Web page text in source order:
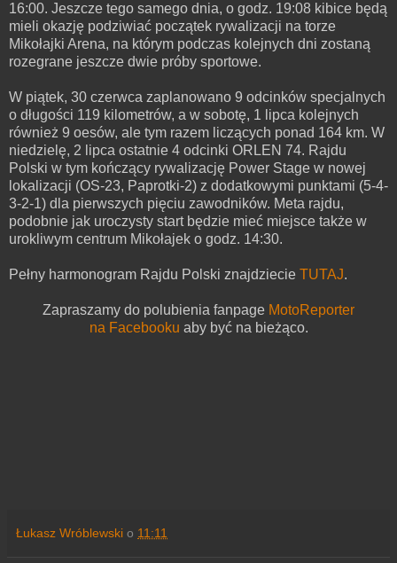
16:00. Jeszcze tego samego dnia, o godz. 19:08 kibice będą
mieli okazję podziwiać początek rywalizacji na torze
Mikołajki Arena, na którym podczas kolejnych dni zostaną
rozegrane jeszcze dwie próby sportowe.
W piątek, 30 czerwca zaplanowano 9 odcinków specjalnych
o długości 119 kilometrów, a w sobotę, 1 lipca kolejnych
również 9 oesów, ale tym razem liczących ponad 164 km. W
niedzielę, 2 lipca ostatnie 4 odcinki ORLEN 74. Rajdu
Polski w tym kończący rywalizację Power Stage w nowej
lokalizacji (OS-23, Paprotki-2) z dodatkowymi punktami (5-4-
3-2-1) dla pierwszych pięciu zawodników. Meta rajdu,
podobnie jak uroczysty start będzie mieć miejsce także w
urokliwym centrum Mikołajek o godz. 14:30.
Pełny harmonogram Rajdu Polski znajdziecie TUTAJ.
Zapraszamy do polubienia fanpage MotoReporter
na Facebooku aby być na bieżąco.
Łukasz Wróblewski o 11:11